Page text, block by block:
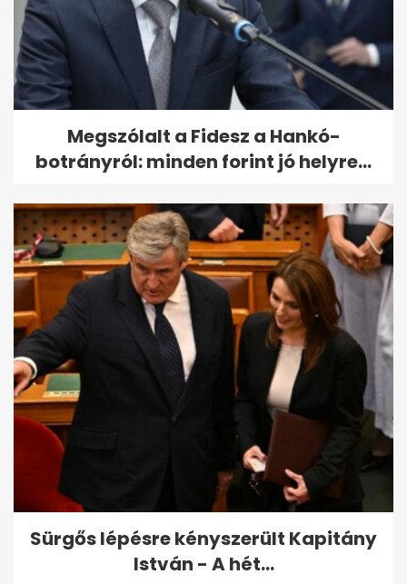
Megszólalt a Fidesz a Hankó-
botrányról: minden forint jó helyre...
Sürgős lépésre kényszerült Kapitány
István - A hét...